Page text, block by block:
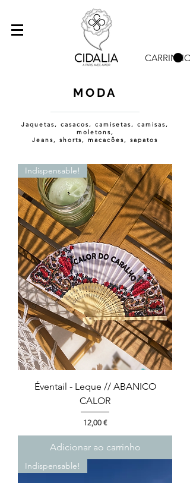
CARRINHO
MODA
Jaquetas, casacos, camisetas, camisas,
moletons,
Jeans, shorts, macacões, sapatos
Indispensable!
Éventail - Leque // ABANICO
CALOR
Preço
12,00 €
Adicionar ao carrinho
Indispensable!